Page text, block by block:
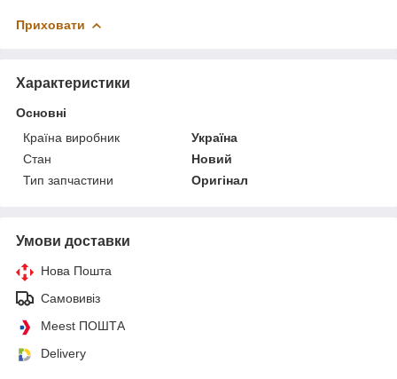
Приховати
Характеристики
Основні
Країна виробник
Україна
Стан
Новий
Тип запчастини
Оригінал
Умови доставки
Нова Пошта
Самовивіз
Meest ПОШТА
Delivery